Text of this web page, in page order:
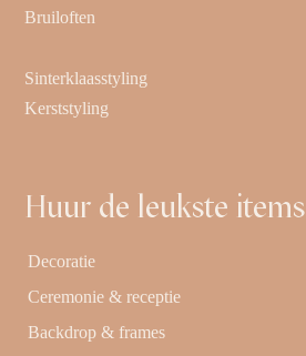
Bruiloften
Sinterklaasstyling
Kerststyling
Huur de leukste items
Decoratie
Ceremonie & receptie
Backdrop & frames